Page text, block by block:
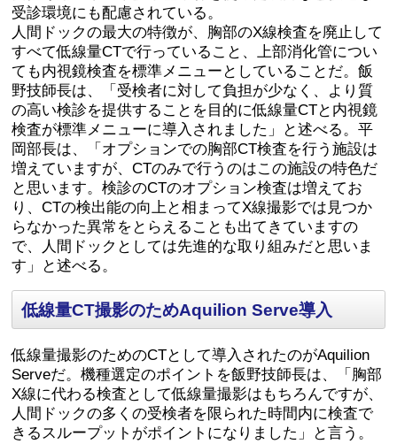
受診環境にも配慮されている。
人間ドックの最大の特徴が、胸部のX線検査を廃止して
すべて低線量CTで行っていること、上部消化管につい
ても内視鏡検査を標準メニューとしていることだ。飯
野技師長は、「受検者に対して負担が少なく、より質
の高い検診を提供することを目的に低線量CTと内視鏡
検査が標準メニューに導入されました」と述べる。平
岡部長は、「オプションでの胸部CT検査を行う施設は
増えていますが、CTのみで行うのはこの施設の特色だ
と思います。検診のCTのオプション検査は増えてお
り、CTの検出能の向上と相まってX線撮影では見つか
らなかった異常をとらえることも出てきていますの
で、人間ドックとしては先進的な取り組みだと思いま
す」と述べる。
低線量CT撮影のためAquilion Serve導入
低線量撮影のためのCTとして導入されたのがAquilion
Serveだ。機種選定のポイントを飯野技師長は、「胸部
X線に代わる検査として低線量撮影はもちろんですが、
人間ドックの多くの受検者を限られた時間内に検査で
きるスループットがポイントになりました」と言う。